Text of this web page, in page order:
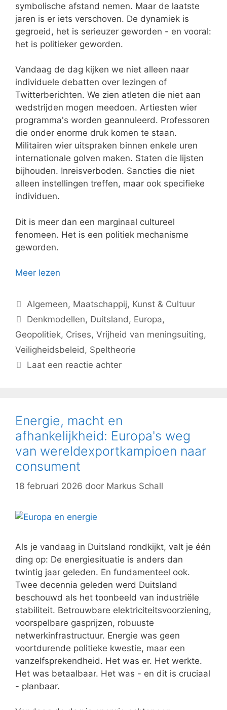
symbolische afstand nemen. Maar de laatste
jaren is er iets verschoven. De dynamiek is
gegroeid, het is serieuzer geworden - en vooral:
het is politieker geworden.
Vandaag de dag kijken we niet alleen naar
individuele debatten over lezingen of
Twitterberichten. We zien atleten die niet aan
wedstrijden mogen meedoen. Artiesten wier
programma's worden geannuleerd. Professoren
die onder enorme druk komen te staan.
Militairen wier uitspraken binnen enkele uren
internationale golven maken. Staten die lijsten
bijhouden. Inreisverboden. Sancties die niet
alleen instellingen treffen, maar ook specifieke
individuen.
Dit is meer dan een marginaal cultureel
fenomeen. Het is een politiek mechanisme
geworden.
Meer lezen
Categorieën
Algemeen, Maatschappij, Kunst & Cultuur
Tags
Denkmodellen, Duitsland, Europa,
Geopolitiek, Crises, Vrijheid van meningsuiting,
Veiligheidsbeleid, Speltheorie
Laat een reactie achter
Energie, macht en
afhankelijkheid: Europa's weg
van wereldexportkampioen naar
consument
18 februari 2026 door Markus Schall
Als je vandaag in Duitsland rondkijkt, valt je één
ding op: De energiesituatie is anders dan
twintig jaar geleden. En fundamenteel ook.
Twee decennia geleden werd Duitsland
beschouwd als het toonbeeld van industriële
stabiliteit. Betrouwbare elektriciteitsvoorziening,
voorspelbare gasprijzen, robuuste
netwerkinfrastructuur. Energie was geen
voortdurende politieke kwestie, maar een
vanzelfsprekendheid. Het was er. Het werkte.
Het was betaalbaar. Het was - en dit is cruciaal
- planbaar.